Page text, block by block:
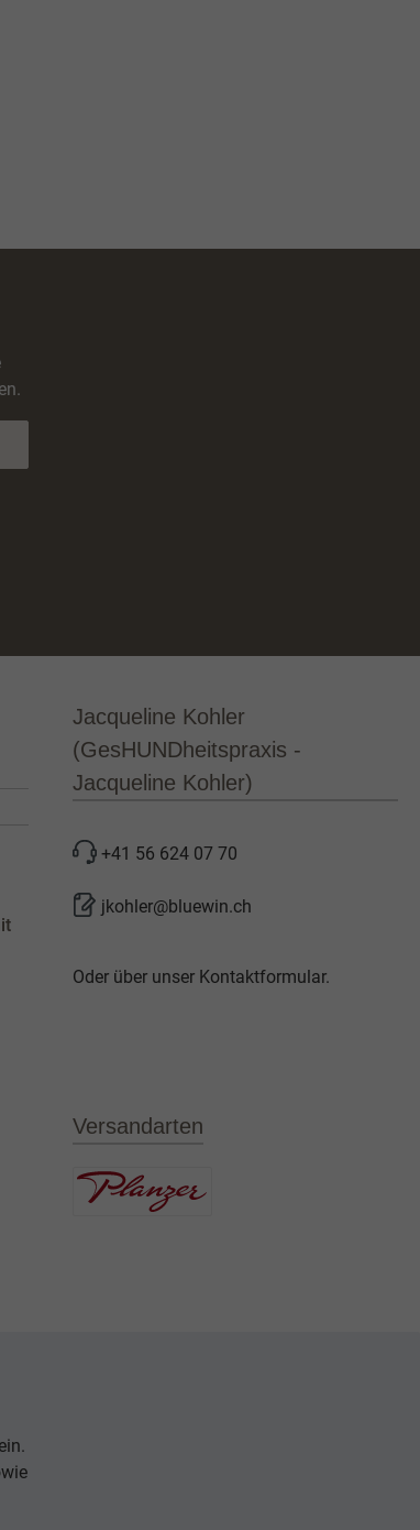
Jacqueline Kohler
(GesHUNDheitspraxis -
Jacqueline Kohler)
+41 56 624 07 70
jkohler@bluewin.ch
Oder über unser Kontaktformular.
Versandarten